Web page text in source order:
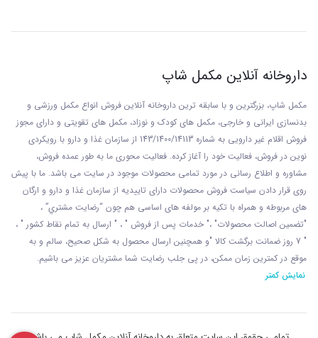
داروخانه آنلاین مکمل شاپ
مکمل شاپ، بزرگترین و با سابقه ترین داروخانه آنلاین فروش انواع مکمل ورزشی و
بدنسازی ایرانی و خارجی، مکمل های کودک و نوزاد، مکمل های تقویتی و دارای مجوز
فروش اقلام غیر دارویی به شماره 143/1400/14113 از
سازمان غذا و دارو با رويکردی
نوين در فروش، فعاليت خود را آغاز کرده. فعاليت محوری ما به طور عمده فروش،
مشاوره و اطلاع رسانی در مورد تمامی محصولات موجود در سایت می باشد. ما با پيش
روی قرار دادن سياست فروش محصولات دارای تاييديه از سازمان غذا و دارو و ارگان
های مربوطه و همراه با تکيه بر مولفه های اساسی هم چون “رضايت مشتري” ،
"تضمين اصالت محصولات" ،" خدمات پس از فروش " ، " ارسال به تمام نقاط کشور " ،
" 7 روز ضمانت برگشت کالا "و همچنين ارسال محصول به شکل صحيح، سالم و به
موقع در کمترين زمان ممکن، در پی جلب رضايت شما مشتريان عزیز می باشيم.
نمایش کمتر